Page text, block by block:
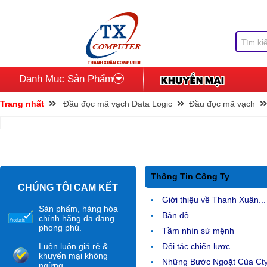
Danh Mục Sản Phẩm
Trang nhất Đầu đọc mã vạch Data Logic Đầu đọc mã vạch
CHÚNG TÔI CAM KẾT
Sản phẩm, hàng hóa
chính hãng đa dạng
phong phú.
Luôn luôn giá rẻ &
khuyến mại không
Thông Tin Công Ty
Giới thiệu về Thanh Xuân...
Bản đồ
Tầm nhìn sứ mệnh
Đối tác chiến lược
Những Bước Ngoặt Của